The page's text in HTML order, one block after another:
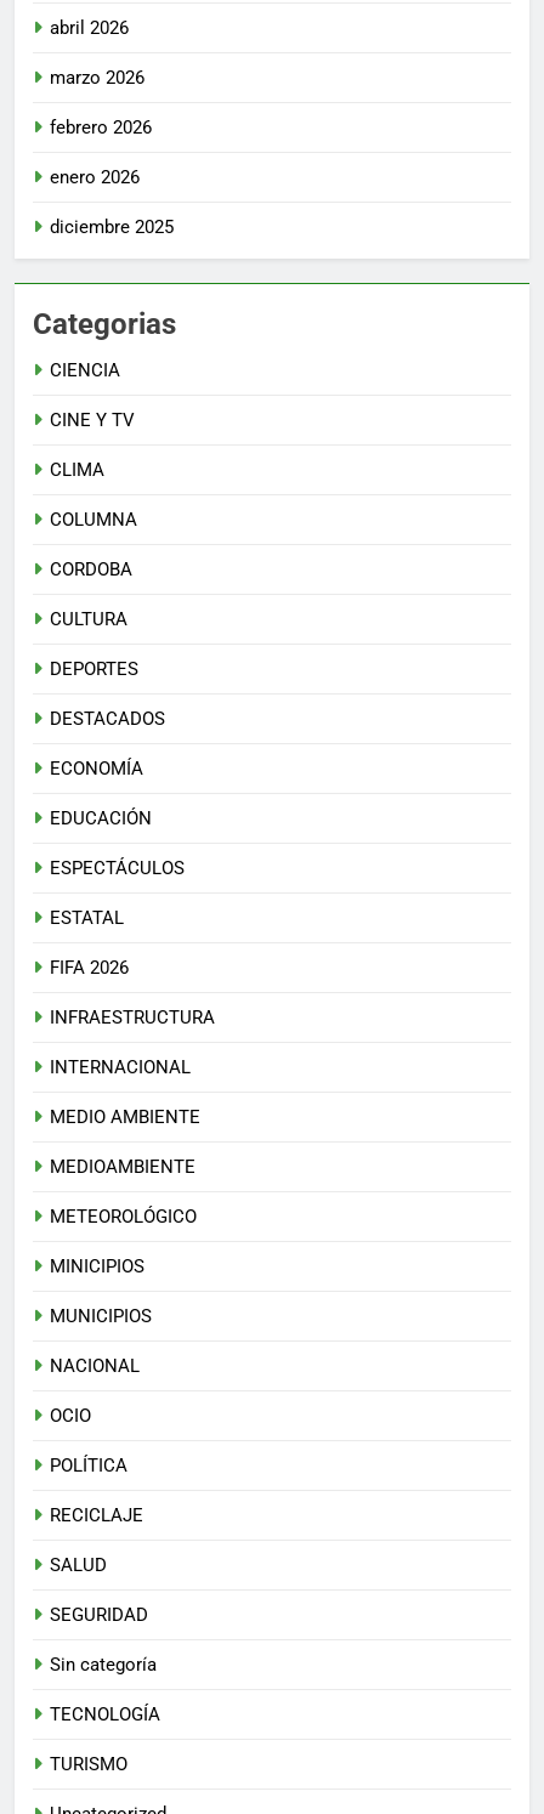
abril 2026
marzo 2026
febrero 2026
enero 2026
diciembre 2025
Categorias
CIENCIA
CINE Y TV
CLIMA
COLUMNA
CORDOBA
CULTURA
DEPORTES
DESTACADOS
ECONOMÍA
EDUCACIÓN
ESPECTÁCULOS
ESTATAL
FIFA 2026
INFRAESTRUCTURA
INTERNACIONAL
MEDIO AMBIENTE
MEDIOAMBIENTE
METEOROLÓGICO
MINICIPIOS
MUNICIPIOS
NACIONAL
OCIO
POLÍTICA
RECICLAJE
SALUD
SEGURIDAD
Sin categoría
TECNOLOGÍA
TURISMO